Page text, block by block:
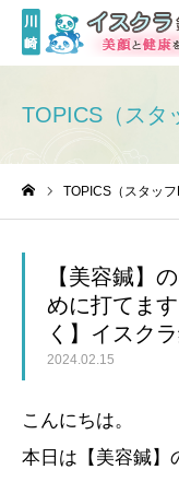
TOPICS（スタ
TOPICS（スタッフ
【美容鍼】
めに打てま
く】イスク
2024.02.15
こんにちは。
本日は【美容鍼】